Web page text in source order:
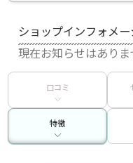
ショップインフォメ
現在お知らせはありま
口コミ
特徴